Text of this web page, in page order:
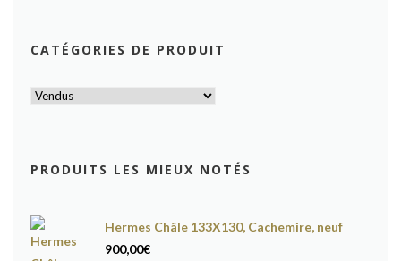
CATÉGORIES DE PRODUIT
PRODUITS LES MIEUX NOTÉS
Hermes Châle 133X130, Cachemire, neuf
900,00€